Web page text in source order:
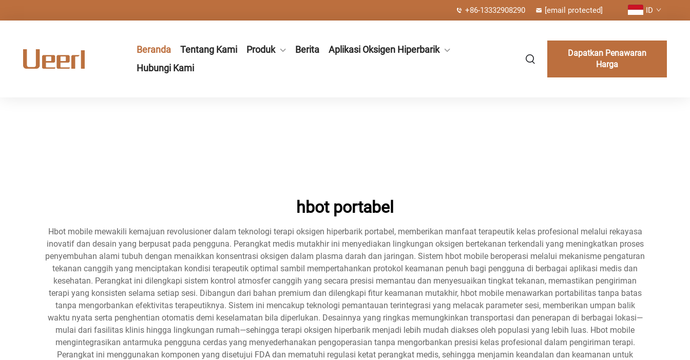
+86-13332908290 [email protected] ID
Beranda Tentang Kami Produk Berita
Aplikasi Oksigen Hiperbarik
Hubungi Kami
Dapatkan Penawaran
Harga
hbot portabel
Hbot mobile mewakili kemajuan revolusioner dalam teknologi terapi oksigen hiperbarik portabel, memberikan manfaat terapeutik kelas profesional melalui rekayasa
inovatif dan desain yang berpusat pada pengguna. Perangkat medis mutakhir ini menyediakan lingkungan oksigen bertekanan terkendali yang meningkatkan proses
penyembuhan alami tubuh dengan menaikkan konsentrasi oksigen dalam plasma darah dan jaringan. Sistem hbot mobile beroperasi melalui mekanisme pengaturan
tekanan canggih yang menciptakan kondisi terapeutik optimal sambil mempertahankan protokol keamanan penuh bagi pengguna di berbagai aplikasi medis dan
kesehatan. Perangkat ini dilengkapi sistem kontrol atmosfer canggih yang secara presisi memantau dan menyesuaikan tingkat tekanan, memastikan pengiriman
terapi yang konsisten selama setiap sesi. Dibangun dari bahan premium dan dilengkapi fitur keamanan mutakhir, hbot mobile menawarkan portabilitas tanpa batas
tanpa mengorbankan efektivitas terapeutiknya. Sistem ini mencakup teknologi pemantauan terintegrasi yang melacak parameter sesi, memberikan umpan balik
waktu nyata serta penghentian otomatis demi keselamatan bila diperlukan. Desainnya yang ringkas memungkinkan transportasi dan penerapan di berbagai lokasi—
mulai dari fasilitas klinis hingga lingkungan rumah—sehingga terapi oksigen hiperbarik menjadi lebih mudah diakses oleh populasi yang lebih luas. Hbot mobile
mengintegrasikan antarmuka pengguna cerdas yang menyederhanakan pengoperasian tanpa mengorbankan presisi kelas profesional dalam pengiriman terapi.
Perangkat ini menggunakan komponen yang disetujui FDA dan mematuhi regulasi ketat perangkat medis, sehingga menjamin keandalan dan keamanan untuk